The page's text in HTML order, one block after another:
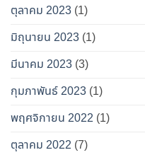
ตุลาคม 2023 (1)
มิถุนายน 2023 (1)
มีนาคม 2023 (3)
กุมภาพันธ์ 2023 (1)
พฤศจิกายน 2022 (1)
ตุลาคม 2022 (7)